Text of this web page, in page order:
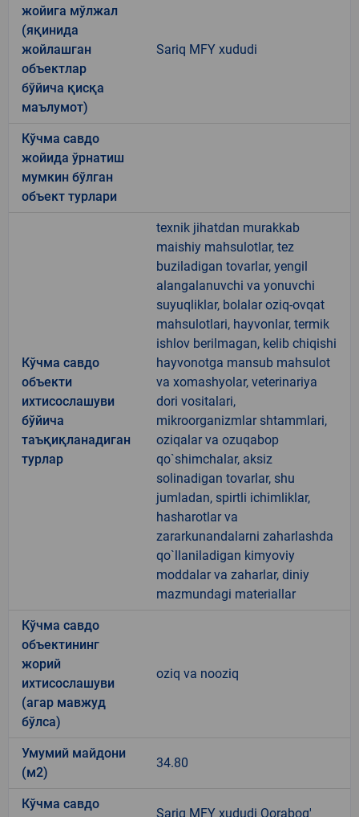
жойига мўлжал
(яқинида
жойлашган
объектлар
бўйича қисқа
маълумот)
Sariq MFY xududi
Кўчма савдо
жойида ўрнатиш
мумкин бўлган
объект турлари
Кўчма савдо
объекти
ихтисослашуви
бўйича
таъқиқланадиган
турлар
texnik jihatdan murakkab
maishiy mahsulotlar, tez
buziladigan tovarlar, yengil
alangalanuvchi va yonuvchi
suyuqliklar, bolalar oziq-ovqat
mahsulotlari, hayvonlar, termik
ishlov berilmagan, kelib chiqishi
hayvonotga mansub mahsulot
va xomashyolar, veterinariya
dori vositalari,
mikroorganizmlar shtammlari,
oziqalar va ozuqabop
qo`shimchalar, aksiz
solinadigan tovarlar, shu
jumladan, spirtli ichimliklar,
hasharotlar va
zararkunandalarni zaharlashda
qo`llaniladigan kimyoviy
moddalar va zaharlar, diniy
mazmundagi materiallar
Кўчма савдо
объектининг
жорий
ихтисослашуви
(агар мавжуд
бўлса)
oziq va nooziq
Умумий майдони
(м2)
34.80
Кўчма савдо
Sariq MFY xududi Qorabog'